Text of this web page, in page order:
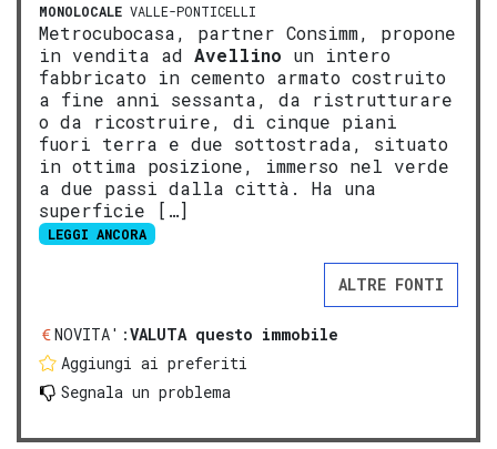
MONOLOCALE VALLE-PONTICELLI
Metrocubocasa, partner Consimm, propone
in vendita ad Avellino un intero
fabbricato in cemento armato costruito
a fine anni sessanta, da ristrutturare
o da ricostruire, di cinque piani
fuori terra e due sottostrada, situato
in ottima posizione, immerso nel verde
a due passi dalla città. Ha una
superficie […]
LEGGI ANCORA
ALTRE FONTI
NOVITA':VALUTA questo immobile
Aggiungi ai preferiti
Segnala un problema